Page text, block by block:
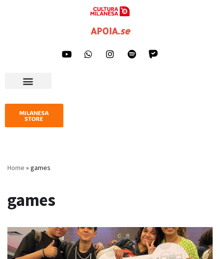
APOIA.se
MILANESA
STORE
Home » games
games